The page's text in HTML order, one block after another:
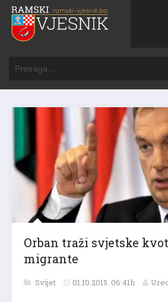
Orban traži svjetske
migrante
Svijet 01.10.2015. 06:41h